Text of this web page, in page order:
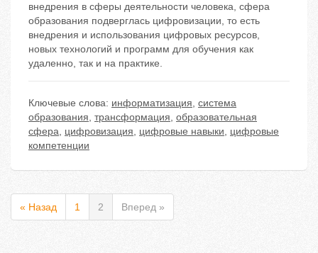
внедрения в сферы деятельности человека, сфера
образования подверглась цифровизации, то есть
внедрения и использования цифровых ресурсов,
новых технологий и программ для обучения как
удаленно, так и на практике.
Ключевые слова: информатизация, система
образования, трансформация, образовательная
сфера, цифровизация, цифровые навыки, цифровые
компетенции
« Назад 1 2 Вперед »